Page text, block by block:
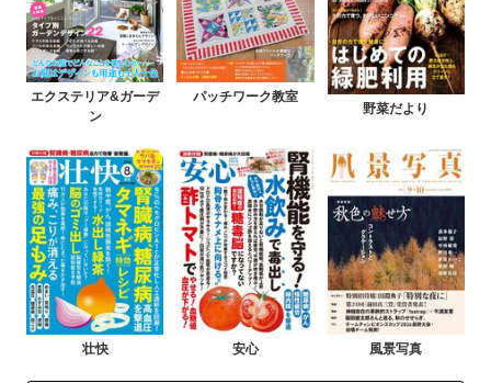
エクステリア&ガーデ
ン
パッチワーク教室
野菜だより
壮快 安心 風景写真